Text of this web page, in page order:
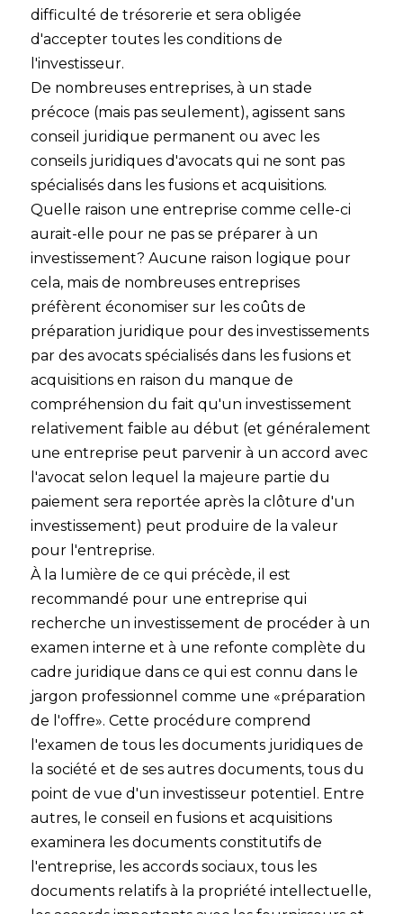
difficulté de trésorerie et sera obligée
d'accepter toutes les conditions de
l'investisseur.
De nombreuses entreprises, à un stade
précoce (mais pas seulement), agissent sans
conseil juridique permanent ou avec les
conseils juridiques d'avocats qui ne sont pas
spécialisés dans les fusions et acquisitions.
Quelle raison une entreprise comme celle-ci
aurait-elle pour ne pas se préparer à un
investissement? Aucune raison logique pour
cela, mais de nombreuses entreprises
préfèrent économiser sur les coûts de
préparation juridique pour des investissements
par des avocats spécialisés dans les fusions et
acquisitions en raison du manque de
compréhension du fait qu'un investissement
relativement faible au début (et généralement
une entreprise peut parvenir à un accord avec
l'avocat selon lequel la majeure partie du
paiement sera reportée après la clôture d'un
investissement) peut produire de la valeur
pour l'entreprise.
À la lumière de ce qui précède, il est
recommandé pour une entreprise qui
recherche un investissement de procéder à un
examen interne et à une refonte complète du
cadre juridique dans ce qui est connu dans le
jargon professionnel comme une «préparation
de l'offre». Cette procédure comprend
l'examen de tous les documents juridiques de
la société et de ses autres documents, tous du
point de vue d'un investisseur potentiel. Entre
autres, le conseil en fusions et acquisitions
examinera les documents constitutifs de
l'entreprise, les accords sociaux, tous les
documents relatifs à la propriété intellectuelle,